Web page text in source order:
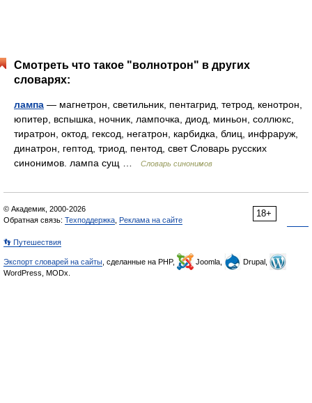
Смотреть что такое "волнотрон" в других
словарях:
лампа — магнетрон, светильник, пентагрид, тетрод, кенотрон,
юпитер, вспышка, ночник, лампочка, диод, миньон, соллюкс,
тиратрон, октод, гексод, негатрон, карбидка, блиц, инфраруж,
динатрон, гептод, триод, пентод, свет Словарь русских
синонимов. лампа сущ …
Словарь синонимов
18+
© Академик, 2000-2026
Обратная связь: Техподдержка Реклама на сайте
👣 Путешествия
Экспорт словарей на сайты , сделанные на PHP, Joomla,
Drupal,
WordPress, MODx.